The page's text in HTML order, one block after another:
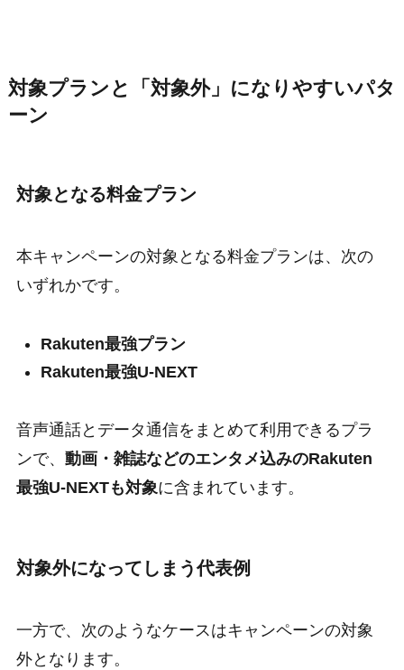
対象プランと「対象外」になりやすいパタ
ーン
対象となる料金プラン
本キャンペーンの対象となる料金プランは、次の
いずれかです。
Rakuten最強プラン
Rakuten最強U-NEXT
音声通話とデータ通信をまとめて利用できるプラ
ンで、 動画・雑誌などのエンタメ込みのRakuten
最強U-NEXTも対象に含まれています。
対象外になってしまう代表例
一方で、次のようなケースはキャンペーンの対象
外となります。